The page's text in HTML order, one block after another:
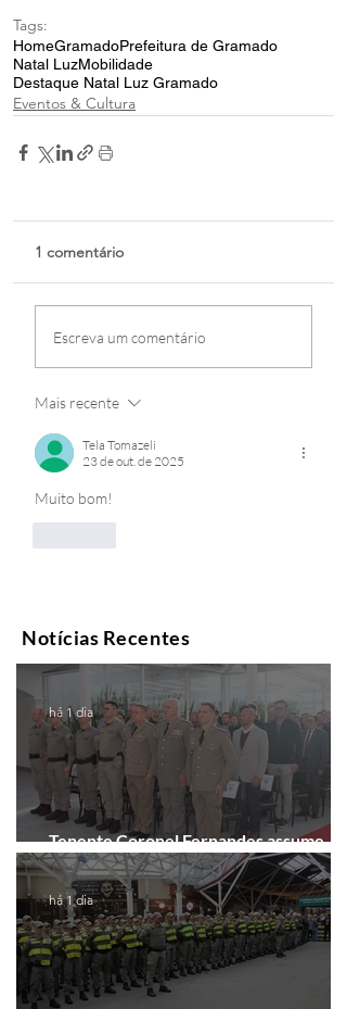
Tags:
HomeGramadoPrefeitura de Gramado
Natal LuzMobilidade
Destaque Natal Luz Gramado
Eventos & Cultura
1 comentário
Escreva um comentário
Mais recente
Tela Tomazeli
23 de out. de 2025
Muito bom!
Notícias Recentes
Tenente Coronel Fernandes assume
comando do 41º BPM em Gramado
há 1 dia
há 1 dia